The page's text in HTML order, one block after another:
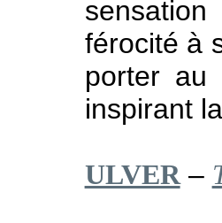
férocité à
porter au
inspirant
ULVER–